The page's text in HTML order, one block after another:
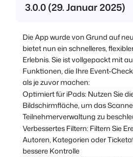
3.0.0 (29. Januar 2025)
Die App wurde von Grund auf
bietet nun ein schnelleres,
Erlebnis. Sie ist vollgepackt mit
Funktionen, die Ihre Event-
als je zuvor machen:
Optimiert für iPads: Nutzen Sie
Bildschirmfläche, um das
Teilnehmerverwaltung zu
Verbessertes Filtern: Filtern Sie
Autoren, Kategorien oder
bessere Kontrolle